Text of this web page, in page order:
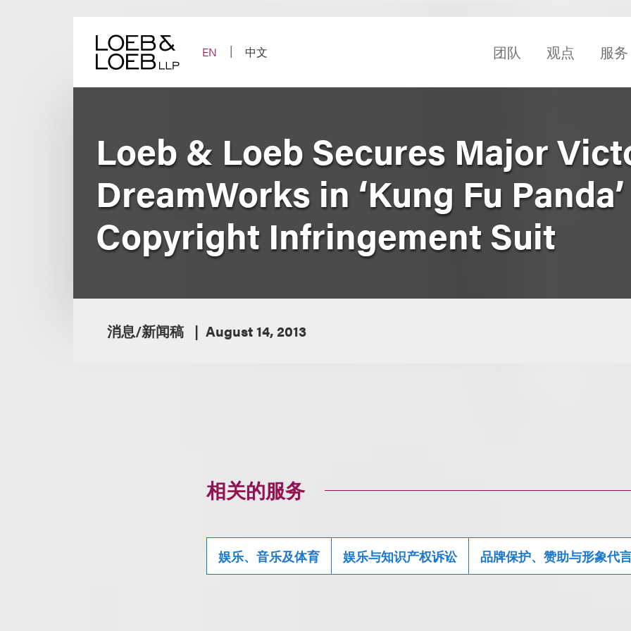
EN
中文 团队 观点 服务
Loeb & Loeb Secures Major
DreamWorks in ‘Kung Fu Panda’
Copyright Infringement Suit
消息/新闻稿 August 14, 2013
相关的服务
娱乐、音乐及体育 娱乐与知识产权诉讼 品牌保护、赞助与形象代